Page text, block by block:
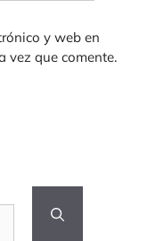
y web en
vez que comente.